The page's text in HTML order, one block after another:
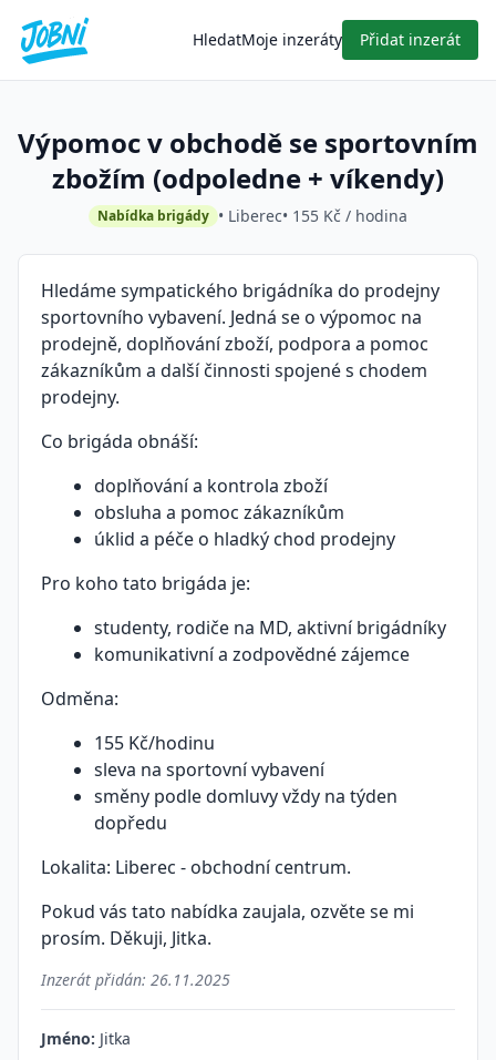
HledatMoje inzeráty Přidat inzerát
Výpomoc v obchodě se sportovním
zbožím (odpoledne + víkendy)
Nabídka brigády • Liberec• 155 Kč / hodina
Hledáme sympatického brigádníka do prodejny
sportovního vybavení. Jedná se o výpomoc na
prodejně, doplňování zboží, podpora a pomoc
zákazníkům a další činnosti spojené s chodem
prodejny.
Co brigáda obnáší:
doplňování a kontrola zboží
obsluha a pomoc zákazníkům
úklid a péče o hladký chod prodejny
Pro koho tato brigáda je:
studenty, rodiče na MD, aktivní brigádníky
komunikativní a zodpovědné zájemce
Odměna:
155 Kč/hodinu
sleva na sportovní vybavení
směny podle domluvy vždy na týden
dopředu
Lokalita: Liberec - obchodní centrum.
Pokud vás tato nabídka zaujala, ozvěte se mi
prosím. Děkuji, Jitka.
Inzerát přidán: 26.11.2025
Jméno: Jitka